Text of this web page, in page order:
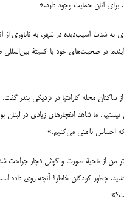
برای آنان حمایت وجود دارد.»
به شدت آسیب‌دیده در شهر، به ناباوری از
آینده، در صحبت‌های خود با کمیتۀ
ساکنان محله کارانتیا در نزدیکی بندر گفت:
ما شاهد انفجارهای زیادی در لبنان
که احساس ناامنی می‌کنیم.»
من از ناحیۀ صورت و گوش دچار جراحت
چطور کودکان خاطرۀ آنچه روی داده